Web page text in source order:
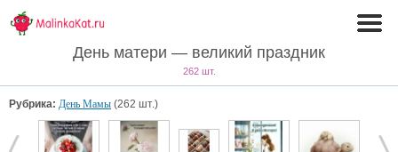
День матери — великий праздник
262 шт.
Рубрика: День Мамы (262 шт.)